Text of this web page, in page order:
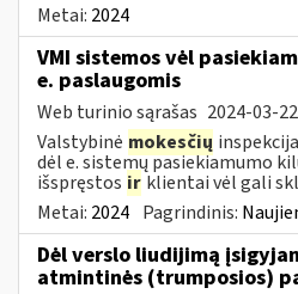
Metai: 2024
VMI sistemos vėl
e. paslaugomis
Web turinio sąrašas 2024-03-22
Valstybinė mokesčių
dėl e. sistemų pasiekiamumo
išspręstos ir klientai vėl gali
Metai: 2024 Pagrindinis:
Dėl verslo liudijimą
atmintinės (trumposios)